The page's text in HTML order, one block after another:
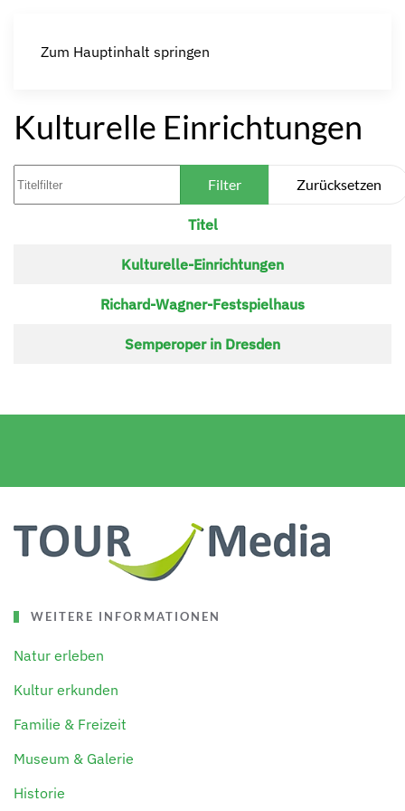
Zum Hauptinhalt springen
Kulturelle Einrichtungen
Titelfilter Filter Zurücksetzen
Titel
Kulturelle-Einrichtungen
Richard-Wagner-Festspielhaus
Semperoper in Dresden
WEITERE INFORMATIONEN
Natur erleben
Kultur erkunden
Familie & Freizeit
Museum & Galerie
Historie